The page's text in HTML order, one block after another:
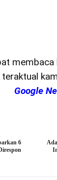
teraktual
Google
6